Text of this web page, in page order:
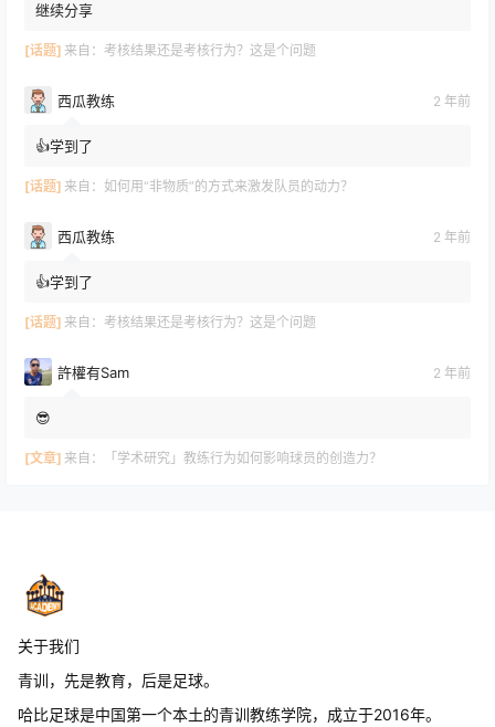
继续分享
[话题] 来自： 考核结果还是考核行为？这是个问题
西瓜教练 2 年前
👍学到了
[话题] 来自： 如何用“非物质”的方式来激发队员的动力？
西瓜教练 2 年前
👍学到了
[话题] 来自： 考核结果还是考核行为？这是个问题
許權有Sam 2 年前
😎
[文章] 来自： 「学术研究」教练行为如何影响球员的创造力？
关于我们
青训，先是教育，后是足球。
哈比足球是中国第一个本土的青训教练学院，成立于2016年。